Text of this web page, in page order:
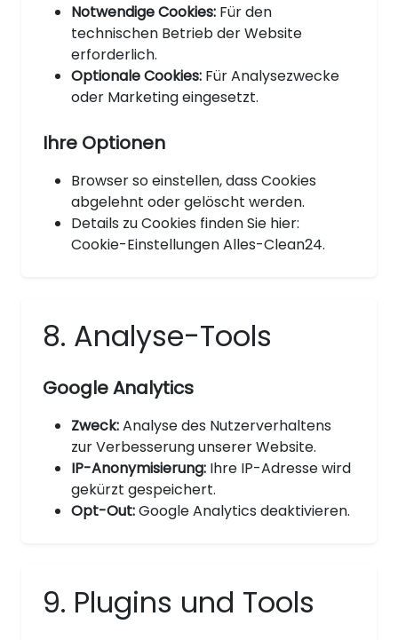
Notwendige Cookies: Für den
technischen Betrieb der Website
erforderlich.
Optionale Cookies: Für Analysezwecke
oder Marketing eingesetzt.
Ihre Optionen
Browser so einstellen, dass Cookies
abgelehnt oder gelöscht werden.
Details zu Cookies finden Sie hier:
Cookie-Einstellungen Alles-Clean24.
8. Analyse-Tools
Google Analytics
Zweck:Analyse des Nutzerverhaltens
zur Verbesserung unserer Website.
IP-Anonymisierung: Ihre IP-Adresse wird
gekürzt gespeichert.
Opt-Out:Google Analytics deaktivieren.
9. Plugins und Tools